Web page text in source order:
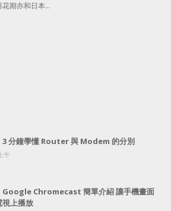
花期亦和日本…
3 分鐘學懂 Router 與 Modem 的分別
午
Google Chromecast 簡單介紹 讓手機畫面
視上播放